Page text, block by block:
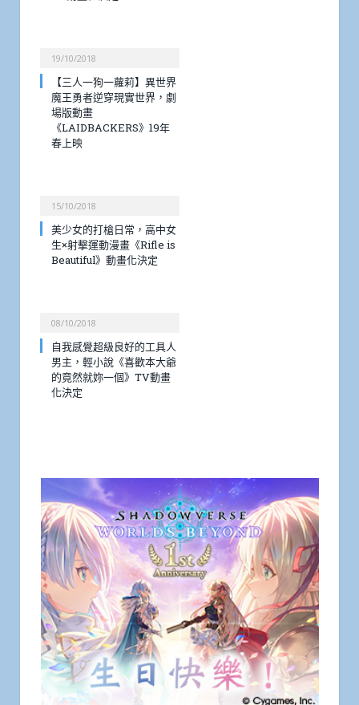
19/10/2018
【三人一狗一蘿莉】異世界
魔王勇者逆穿現實世界，劇
場版動畫
《LAIDBACKERS》19年
春上映
15/10/2018
美少女的打槍日常，高中女
生×射擊運動漫畫《Rifle is
Beautiful》動畫化決定
08/10/2018
自我感覺超級良好的工具人
男主，輕小說《喜歡本大爺
的竟然就妳一個》TV動畫
化決定